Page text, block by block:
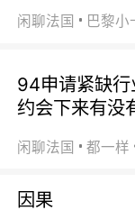
闲聊法国
94申请紧缺
约会下来有没
闲聊法国 都一样
因果